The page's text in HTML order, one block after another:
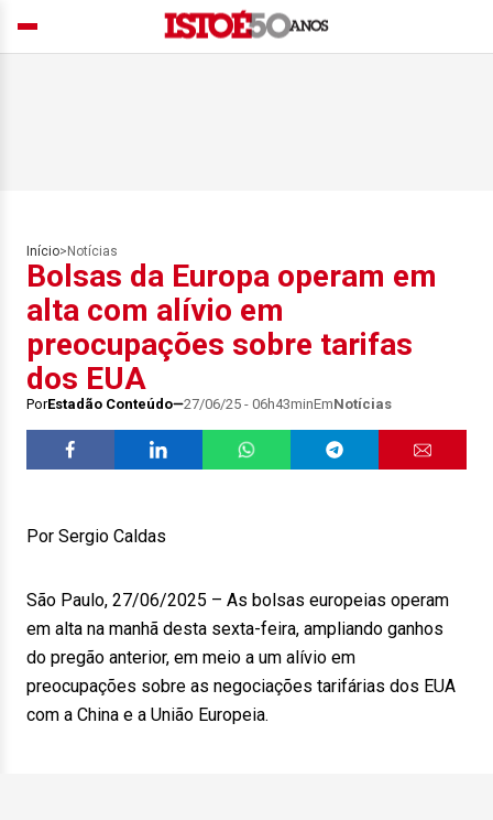
Início> Notícias
Bolsas da Europa operam em
alta com alívio em
preocupações sobre tarifas
dos EUA
PorEstadão Conteúdo 27/06/25 - 06h43minEmNotícias
Por Sergio Caldas
São Paulo, 27/06/2025 – As bolsas europeias operam
em alta na manhã desta sexta-feira, ampliando ganhos
do pregão anterior, em meio a um alívio em
preocupações sobre as negociações tarifárias dos EUA
com a China e a União Europeia.